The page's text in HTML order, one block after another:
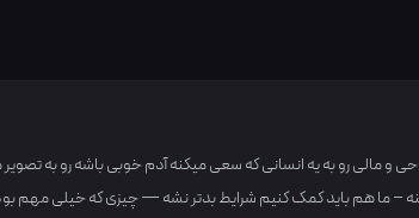
و مالی رو به یه انسانی که سعی میکنه آدم خوبی باشه رو به
– ما هم باید کمک کنیم شرایط بدتر نشه — چیزی که خیلی